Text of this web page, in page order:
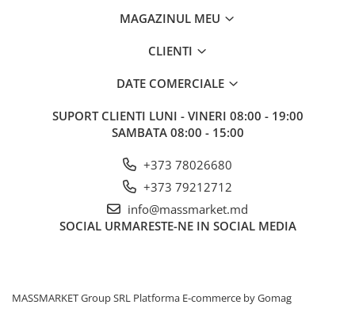
MAGAZINUL MEU
CLIENTI
DATE COMERCIALE
SUPORT CLIENTI LUNI - VINERI 08:00 - 19:00
SAMBATA 08:00 - 15:00
+373 78026680
+373 79212712
info@massmarket.md
SOCIAL URMARESTE-NE IN SOCIAL MEDIA
MASSMARKET Group SRL Platforma E-commerce by Gomag